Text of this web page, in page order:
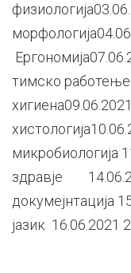
тимско
микробиологија
здравје
докумејнтација
јазик 16.06.2021